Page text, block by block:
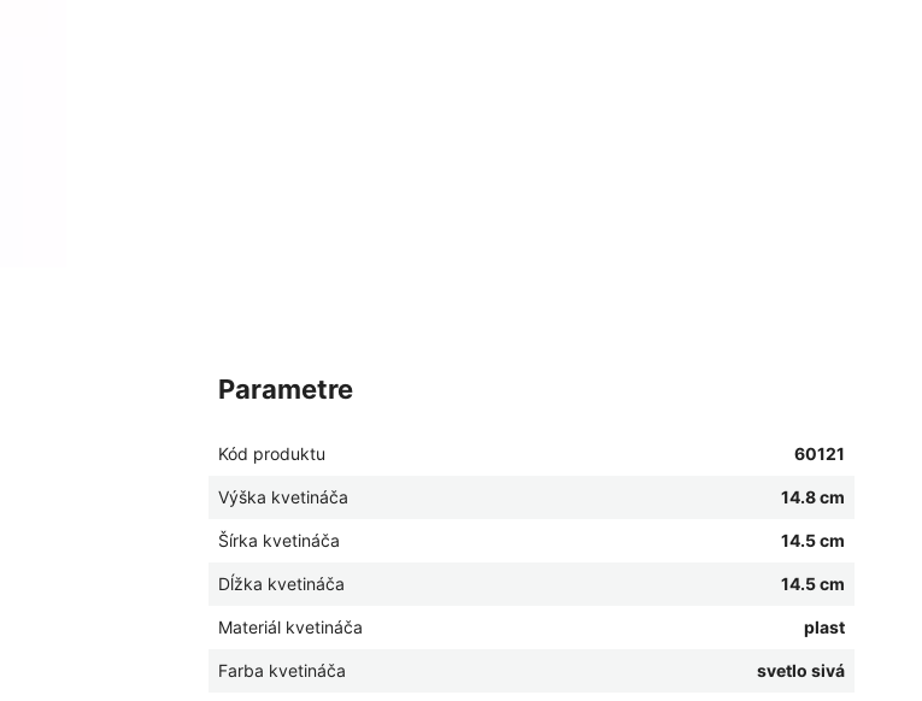
parametre
Kód produktu 60121
Výška kvetináča 14.8 cm
Šírka kvetináča 14.5 cm
Dĺžka kvetináča 14.5 cm
Materiál kvetináča plast
Farba kvetináča svetlo sivá